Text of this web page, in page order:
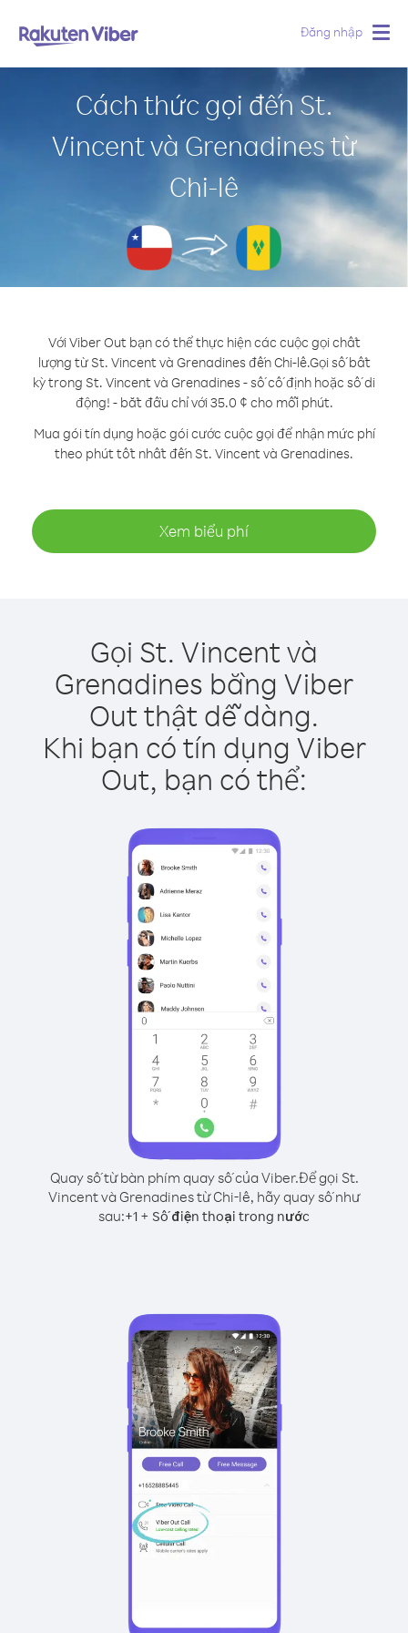
Đăng nhập
Cách thức gọi đến St.
Vincent và Grenadines từ
Chi-lê
Với Viber Out bạn có thể thực hiện các cuộc gọi chất
lượng từ St. Vincent và Grenadines đến Chi-lê.Gọi số bất
kỳ trong St. Vincent và Grenadines - số cố định hoặc số di
động! - bắt đầu chỉ với 35.0 ¢ cho mỗi phút.
Mua gói tín dụng hoặc gói cước cuộc gọi để nhận mức phí
theo phút tốt nhất đến St. Vincent và Grenadines.
Xem biểu phí
Gọi St. Vincent và
Grenadines bằng Viber
Out thật dễ dàng.
Khi bạn có tín dụng Viber
Out, bạn có thể:
Quay số từ bàn phím quay số của Viber.Để gọi St.
Vincent và Grenadines từ Chi-lê, hãy quay số như
sau:+1 + Số điện thoại trong nước